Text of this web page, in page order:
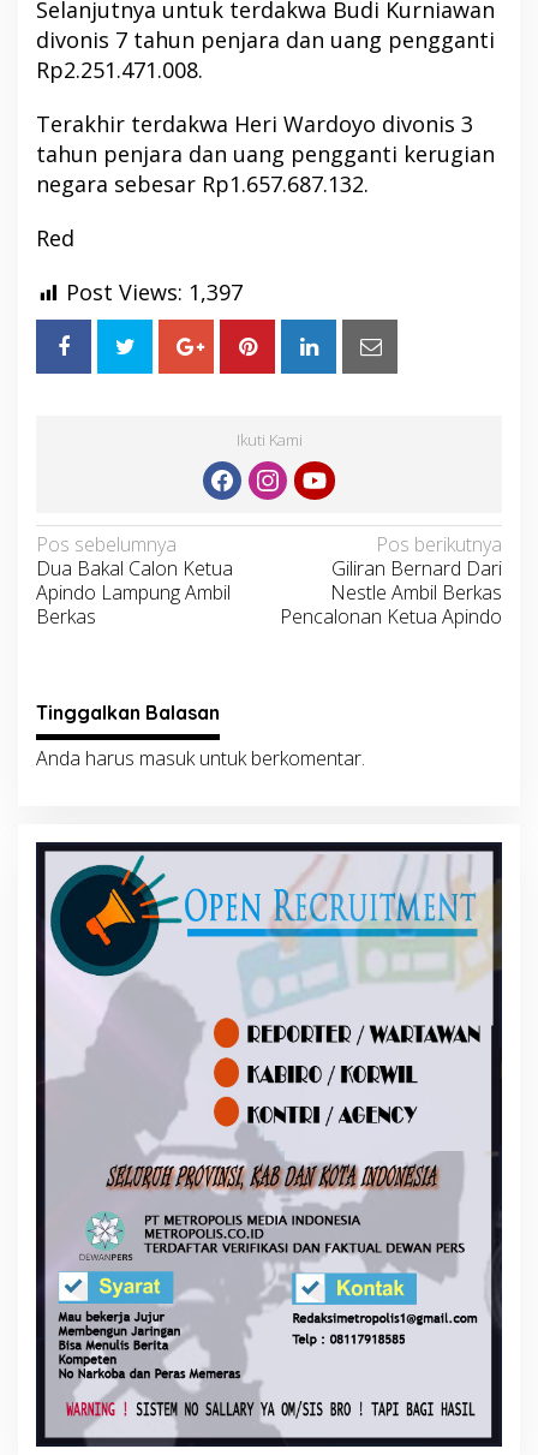
Selanjutnya untuk terdakwa Budi Kurniawan
divonis 7 tahun penjara dan uang pengganti
Rp2.251.471.008.
Terakhir terdakwa Heri Wardoyo divonis 3
tahun penjara dan uang pengganti kerugian
negara sebesar Rp1.657.687.132.
Red
Post Views: 1,397
Ikuti Kami
Navigasi
pos
Pos sebelumnya
Dua Bakal Calon Ketua
Apindo Lampung Ambil
Berkas
Pos berikutnya
Giliran Bernard Dari
Nestle Ambil Berkas
Pencalonan Ketua Apindo
Tinggalkan Balasan
Anda harus masukuntuk berkomentar.